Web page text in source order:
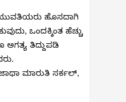
ಹೊಸದಾಗಿ
ಒಂದಕ್ಕಿಂತ ಹೆಚ್ಚು
ಅಗತ್ಯ ತಿದ್ದುಪಡಿ
ಮಾರುತಿ ಸರ್ಕಲ್,